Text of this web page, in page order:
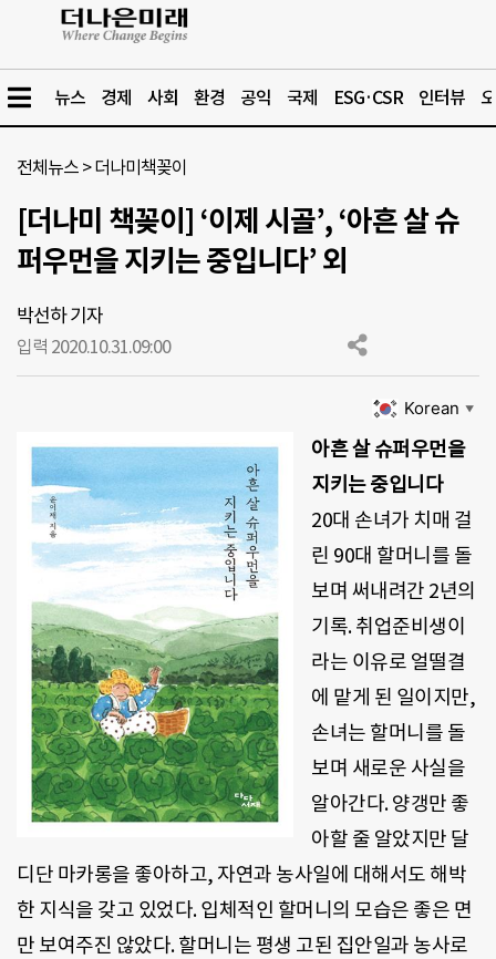
뉴스 경제 사회 환경 공익 국제 ESG·CSR 인터뷰
전체뉴스 >더나미책꽂이
[더나미 책꽂이] ‘이제 시골’, ‘아흔 살 슈
퍼우먼을 지키는 중입니다’ 외
박선하 기자
입력 2020.10.31.09:00
Korean ▼
아흔 살 슈퍼우먼을
지키는 중입니다
20대 손녀가 치매 걸
린 90대 할머니를 돌
보며 써내려간 2년의
기록.취업준비생이
라는 이유로 얼떨결
에 맡게 된 일이지만,
손녀는 할머니를 돌
보며 새로운 사실을
알아간다.양갱만 좋
아할 줄 알았지만 달
디단 마카롱을 좋아하고, 자연과 농사일에 대해서도 해박
한 지식을 갖고 있었다.입체적인 할머니의 모습은 좋은 면
만 보여주진 않았다.할머니는 평생 고된 집안일과 농사로